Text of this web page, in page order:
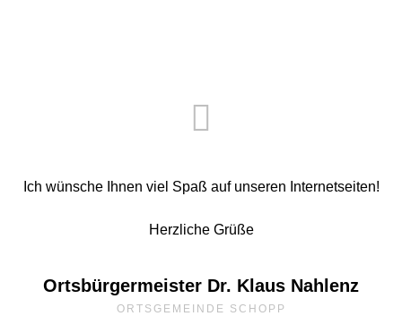
Ich wünsche Ihnen viel Spaß auf unseren Internetseiten!
Herzliche Grüße
Ortsbürgermeister Dr. Klaus Nahlenz
ORTSGEMEINDE SCHOPP